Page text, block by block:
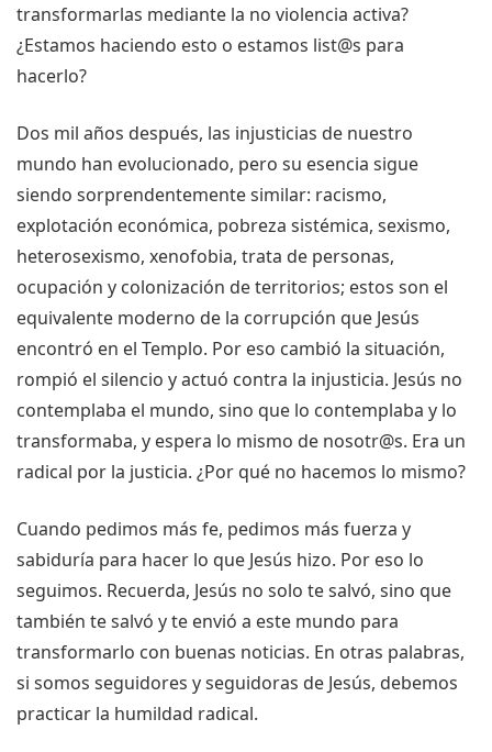
transformarlas mediante la no violencia activa?
¿Estamos haciendo esto o estamos list@s para
hacerlo?
Dos mil años después, las injusticias de nuestro
mundo han evolucionado, pero su esencia sigue
siendo sorprendentemente similar: racismo,
explotación económica, pobreza sistémica, sexismo,
heterosexismo, xenofobia, trata de personas,
ocupación y colonización de territorios; estos son el
equivalente moderno de la corrupción que Jesús
encontró en el Templo. Por eso cambió la situación,
rompió el silencio y actuó contra la injusticia. Jesús no
contemplaba el mundo, sino que lo contemplaba y lo
transformaba, y espera lo mismo de nosotr@s. Era un
radical por la justicia. ¿Por qué no hacemos lo mismo?
Cuando pedimos más fe, pedimos más fuerza y ​​
sabiduría para hacer lo que Jesús hizo. Por eso lo
seguimos. Recuerda, Jesús no solo te salvó, sino que
también te salvó y te envió a este mundo para
transformarlo con buenas noticias. En otras palabras,
si somos seguidores y seguidoras de Jesús, debemos
practicar la humildad radical.